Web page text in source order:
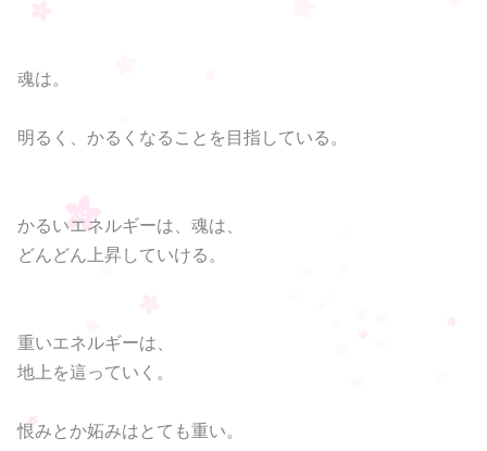
魂は。
明るく、かるくなることを目指している。
かるいエネルギーは、魂は、
どんどん上昇していける。
重いエネルギーは、
地上を這っていく。
恨みとか妬みはとても重い。